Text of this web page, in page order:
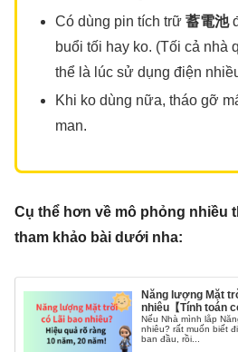
Có dùng pin tích trữ 蓄電池
buổi tối hay ko. (Tối cả nhà
thể là lúc sử dụng điện
Khi ko dùng nữa, tháo gỡ
man.
Cụ thể hơn về mô phỏng nhiều
tham khảo bài dưới nha:
Năng lượng Mặt
nhiêu【Tính toán
Nếu Nhà mình lắp
nhiêu? rất muốn biết
ban đầu, rồi...